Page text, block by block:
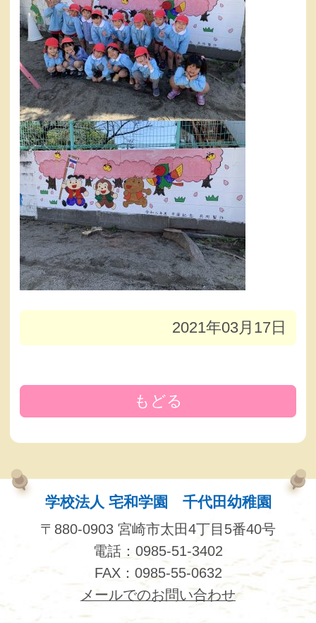
2021年03月17日
もどる
学校法人 宅和学園 千代田幼稚園
〒880-0903 宮崎市太田4丁目5番40号
電話：0985-51-3402
FAX：0985-55-0632
メールでのお問い合わせ